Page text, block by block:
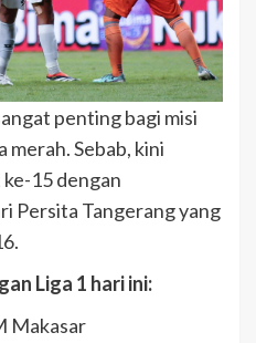
penting bagi misi
merah. Sebab, kini
15 dengan
Persita Tangerang yang
Liga 1 hari ini:
Makasar